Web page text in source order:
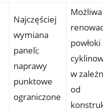
Najczęściej
wymiana
paneli;
naprawy
punktowe
ograniczone
Możliwa
powłoki
w
od